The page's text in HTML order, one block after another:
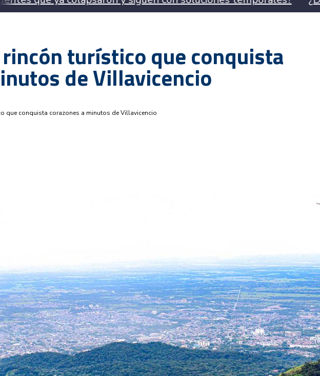
turístico que conquista
de Villavicencio
que conquista corazones a minutos de Villavicencio